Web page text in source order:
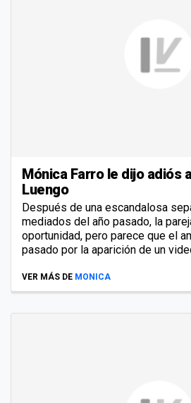
Mónica Farro le dijo adiós
Luengo
Después de una escandalosa
mediados del año pasado, la
oportunidad, pero parece que el
pasado por la aparición de un
VER MÁS DE MONICA